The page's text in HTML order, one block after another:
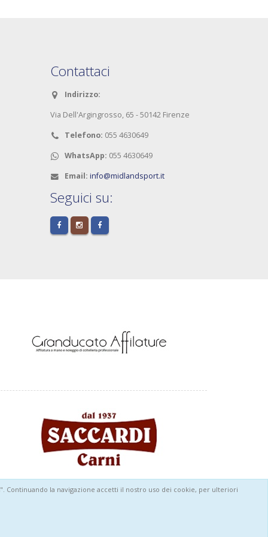
Contattaci
Indirizzo:
Via Dell'Argingrosso, 65 - 50142 Firenze
Telefono: 055 4630649
WhatsApp: 055 4630649
Email: info@midlandsport.it
Seguici su:
Continuando la navigazione accetti il nostro uso dei cookie, per ulteriori